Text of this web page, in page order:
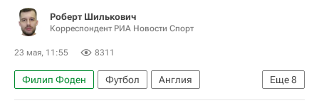
Роберт Шилькович
Корреспондент РИА Новости Спорт
23 мая, 11:55 8311
Еще8
Филип Фоден Футбол
Англия
Томас Тухель
ЧМ по футболу 2026